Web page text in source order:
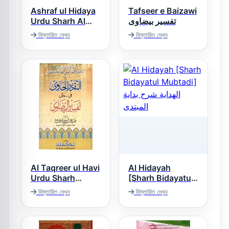
Ashraf ul Hidaya
Urdu Sharh Al
Hidaya Vol 3,4
اشرف الھدایۃ اردو
شرح ھدایۃ
বিস্তারিত দেখুন
Tafseer e Baizawi
تفسیر بیضاوی
বিস্তারিত দেখুন
Al Taqreer ul Havi
Urdu Sharh
Tafseer ul Baizavi
التقریر الحاوی
বিস্তারিত দেখুন
Al Hidayah
[Sharh Bidayatul
Mubtadi] الهداية
شرح بداية المبتدى
বিস্তারিত দেখুন